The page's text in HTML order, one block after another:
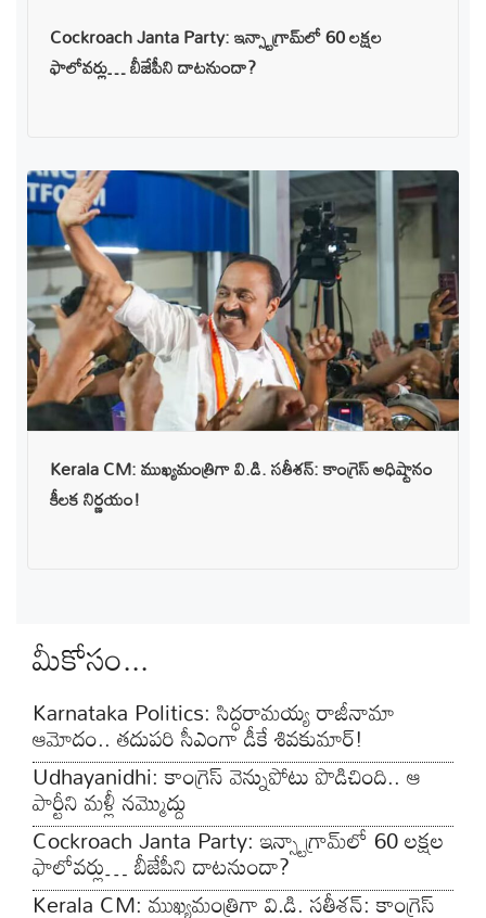
Cockroach Janta Party: ఇన్స్టాగ్రామ్‌లో 60 లక్షల
ఫాలోవర్లు… బీజేపీని దాటనుందా?
Kerala CM: ముఖ్యమంత్రిగా వి.డి. సతీశన్: కాంగ్రెస్ అధిష్టానం
కీలక నిర్ణయం!
మీకోసం...
Karnataka Politics: సిద్ధరామయ్య రాజీనామా
ఆమోదం.. తదుపరి సీఎంగా డీకే శివకుమార్!
Udhayanidhi: కాంగ్రెస్ వెన్నుపోటు పొడిచింది.. ఆ
పార్టీని మళ్లీ నమ్మొద్దు
Cockroach Janta Party: ఇన్స్టాగ్రామ్‌లో 60 లక్షల
ఫాలోవర్లు… బీజేపీని దాటనుందా?
Kerala CM: ముఖ్యమంత్రిగా వి.డి. సతీశన్: కాంగ్రెస్